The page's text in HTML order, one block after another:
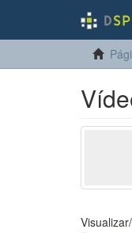
Visualizar/